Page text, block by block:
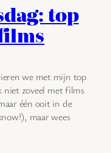
top
we met mijn top
niet zoveel met films
één ooit in de
maar wees